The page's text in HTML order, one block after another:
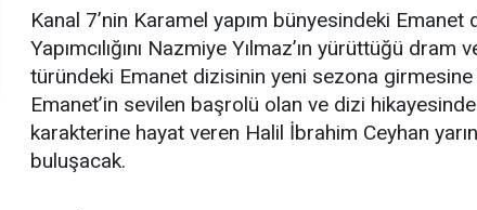
Kanal 7’nin Karamel yapım bünyesindeki Emanet
Yapımcılığını Nazmiye Yılmaz’ın yürüttüğü dram
türündeki Emanet dizisinin yeni sezona girmesine
Emanet’in sevilen başrolü olan ve dizi hikayesinde
karakterine hayat veren Halil İbrahim Ceyhan
buluşacak.